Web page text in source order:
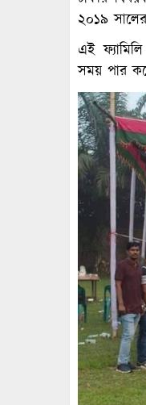
২০১৯
এই
সময় পার